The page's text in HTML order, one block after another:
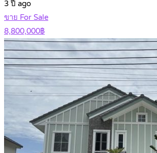
3 ปี ago
ขาย For Sale
8,800,000฿